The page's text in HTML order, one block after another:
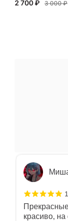
2 700 ₽ 3 000 ₽
Очень
красотой!
Отзыв
красиво,